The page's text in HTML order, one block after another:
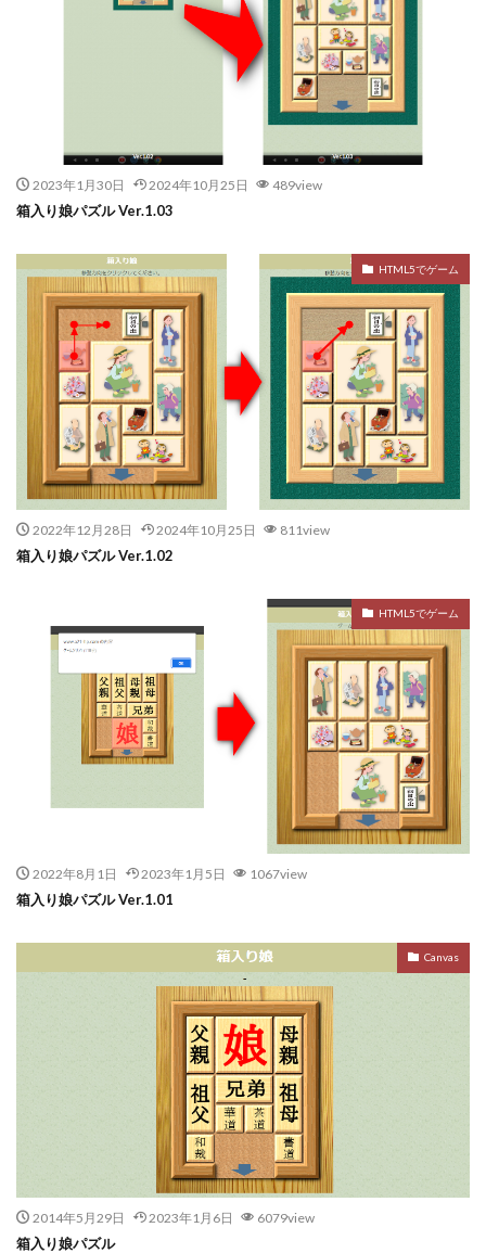
2023年1月30日 2024年10月25日 489view
箱入り娘パズル Ver.1.03
HTML5でゲーム
2022年12月28日 2024年10月25日 811view
箱入り娘パズル Ver.1.02
HTML5でゲーム
2022年8月1日 2023年1月5日 1067view
箱入り娘パズル Ver.1.01
Canvas
2014年5月29日 2023年1月6日 6079view
箱入り娘パズル